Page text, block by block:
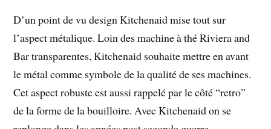
D’un point de vu design Kitchenaid mise tout sur
l’aspect métalique. Loin des machine à thé Riviera and
Bar transparentes, Kitchenaid souhaite mettre en avant
le métal comme symbole de la qualité de ses machines.
Cet aspect robuste est aussi rappelé par le côté “retro”
de la forme de la bouilloire. Avec Kitchenaid on se